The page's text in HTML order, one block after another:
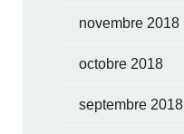
novembre 2018
octobre 2018
septembre 2018